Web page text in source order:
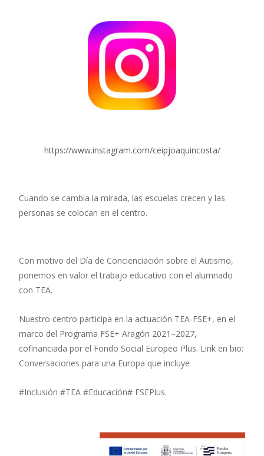
https://www.instagram.com/ceipjoaquincosta/
Cuando se cambia la mirada, las escuelas crecen y las
personas se colocan en el centro.
Con motivo del Día de Concienciación sobre el Autismo,
ponemos en valor el trabajo educativo con el alumnado
con TEA.
Nuestro centro participa en la actuación TEA-FSE+, en el
marco del Programa FSE+ Aragón 2021–2027,
cofinanciada por el Fondo Social Europeo Plus. Link en bio:
Conversaciones para una Europa que incluye
#Inclusión #TEA #Educación# FSEPlus.